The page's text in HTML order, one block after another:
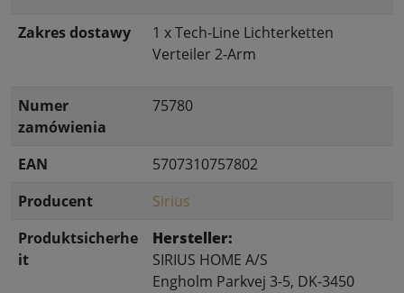
Zakres dostawy
1 x Tech-Line Lichterketten
Verteiler 2-Arm
Numer
zamówienia
75780
EAN
5707310757802
Producent
Sirius
Produktsicherhe
it
Hersteller:
SIRIUS HOME A/S
Engholm Parkvej 3-5, DK-3450